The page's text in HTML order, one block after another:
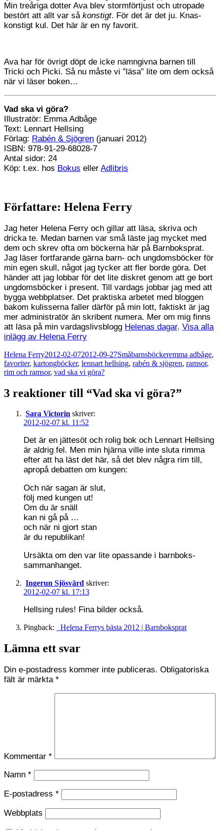
Min treåriga dotter Ava blev stormförtjust och utropade
bestört att allt var så konstigt. För det är det ju. Knas-
konstigt kul. Det här är en ny favorit.
Ava har för övrigt döpt de icke namngivna barnen till
Tricki och Picki. Så nu måste vi ”läsa” lite om dem också
när vi läser boken…
Vad ska vi göra?
Illustratör: Emma Adbåge
Text: Lennart Hellsing
Förlag: Rabén & Sjögren (januari 2012)
ISBN: 978-91-29-68028-7
Antal sidor: 24
Köp: t.ex. hos Bokus eller Adlibris
Författare: Helena Ferry
Jag heter Helena Ferry och gillar att läsa, skriva och
dricka te. Medan barnen var små läste jag mycket med
dem och skrev ofta om böckerna här på Barnboksprat.
Jag läser fortfarande gärna barn- och ungdomsböcker för
min egen skull, något jag tycker att fler borde göra. Det
händer att jag lobbar för det lite diskret genom att ge bort
ungdomsböcker i present. Till vardags jobbar jag med att
bygga webbplatser. Det praktiska arbetet med bloggen
bakom kulisserna faller därför på min lott, faktiskt är jag
mer administratör än skribent numera. Mer om mig finns
att läsa på min vardagslivsblogg Helenas dagar. Visa alla
inlägg av Helena Ferry
Författare
Helena FerryPublicerat
den
2012-02-072012-09-27Kategorier
SmåbarnsböckerEtiketter
emma adbåge,
favoriter, kartongböcker, lennart hellsing, rabén & sjögren, ramsor,
rim och ramsor, vad ska vi göra?
3 reaktioner till “Vad ska vi göra?”
Sara Victorin skriver:
2012-02-07 kl. 11:52
Det är en jättesöt och rolig bok och Lennart Hellsing
är aldrig fel. Men min hjärna ville inte sluta rimma
efter att ha läst det här, så det blev några rim till,
apropå debatten om kungen:
Och när sagan är slut,
följ med kungen ut!
Om du är snäll
kan ni gå på …
och när ni gjort stan
är du republikan!
Ursäkta om den var lite opassande i barnboks-
sammanhanget.
Ingerun Sjösvärd skriver:
2012-02-07 kl. 17:13
Hellsing rules! Fina bilder också.
Pingback: Helena Ferrys bästa 2012 | Barnboksprat
Lämna ett svar
Din e-postadress kommer inte publiceras. Obligatoriska
fält är märkta *
Kommentar *
Namn *
E-postadress *
Webbplats